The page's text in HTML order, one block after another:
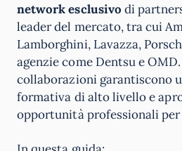
network esclusivo di
leader del mercato, tra cui
Lamborghini, Lavazza,
agenzie come Dentsu e
collaborazioni garantiscono
formativa di alto livello e
opportunità professionali